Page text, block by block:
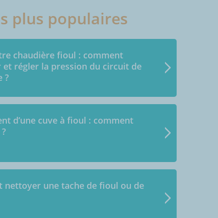
plus populaires
chaudière fioul : comment
régler la pression du circuit de
?
d’une cuve à fioul : comment
nettoyer une tache de fioul ou de